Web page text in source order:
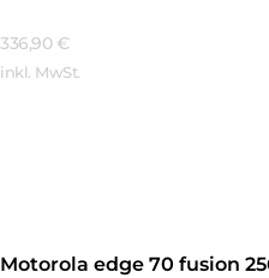
336,90 €
inkl. MwSt.
Motorola edge 70 fusion